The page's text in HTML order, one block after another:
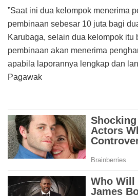
”Saat ini dua kelompok menerima
pembinaan sebesar 10 juta bagi
Karubaga, selain dua kelompok itu
pembinaan akan menerima
apabila laporannya lengkap dan
Pagawak